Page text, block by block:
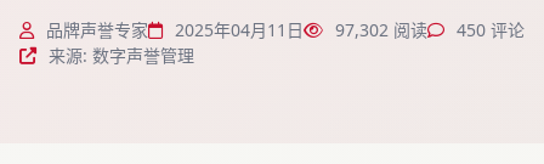
品牌声誉专家 2025年04月11日 97,302 阅读
450 评论
来源: 数字声誉管理